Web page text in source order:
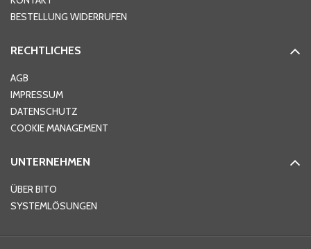
Ort*
Telefon
BESTELLUNG WIDERRUFEN
RECHTLICHES
AGB
IMPRESSUM
DATENSCHUTZ
COOKIE MANAGEMENT
UNTERNEHMEN
ÜBER BITO
SYSTEMLÖSUNGEN